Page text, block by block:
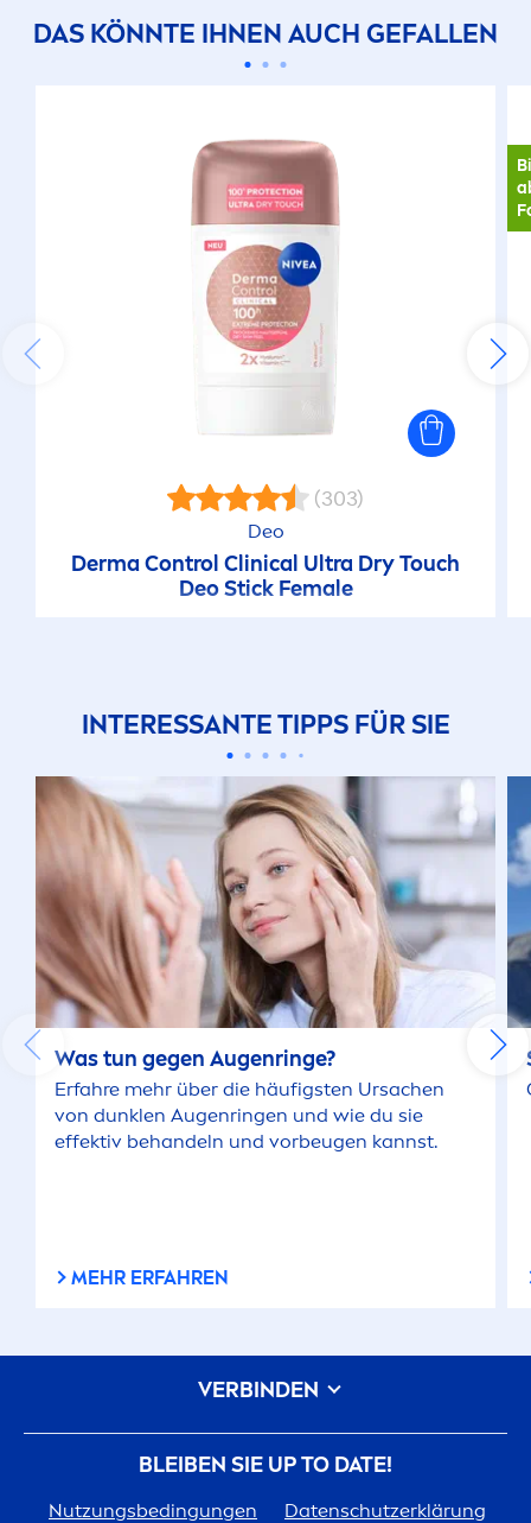
DAS KÖNNTE IHNEN AUCH GEFALLEN
(303)
Deo
Derma Control Clinical Ultra Dry Touch
Deo Stick Female
INTERESSANTE TIPPS FÜR SIE
Was tun gegen Augenringe?
Erfahre mehr über die häufigsten Ursachen
von dunklen Augenringen und wie du sie
effektiv behandeln und vorbeugen kannst.
MEHR ERFAHREN
BLEIBEN SIE UP TO DATE!
Nutzungsbedingungen Datenschutzerklärung
VERBINDEN